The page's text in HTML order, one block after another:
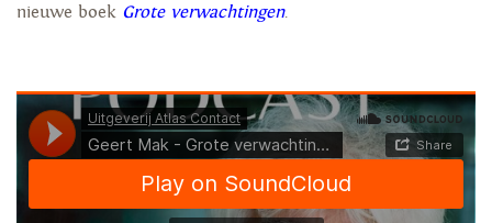
nieuwe boek Grote verwachtingen.